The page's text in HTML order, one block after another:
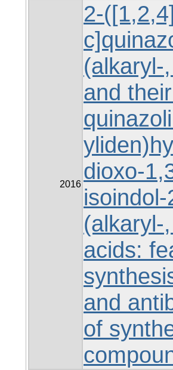
2016
2-
(alkaryl-
and
dioxo-
(alkaryl-
acids:
and
of